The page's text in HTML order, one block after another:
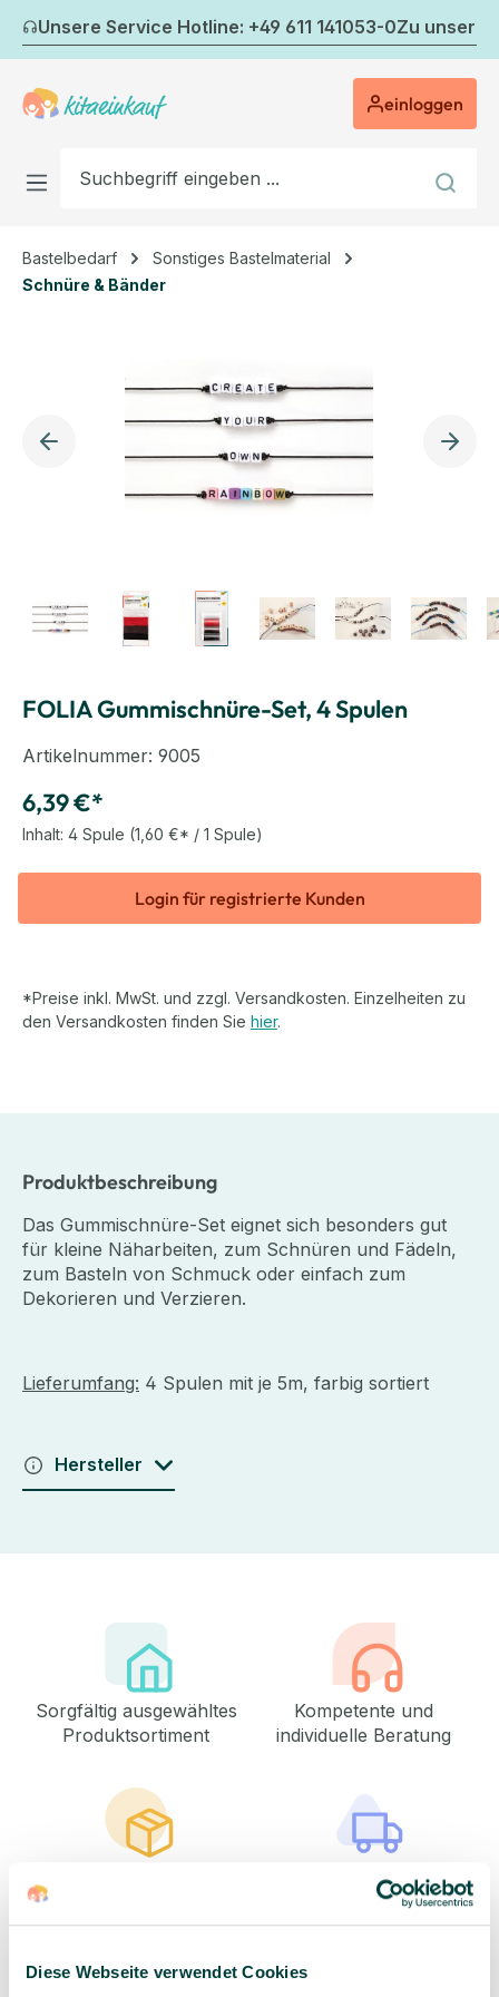
Diese Webseite verwendet Cookies
Zum Hauptinhalt springen
Unsere Service Hotline: +49 611 141053-0Zu
einloggen
Bastelbedarf
Sonstiges Bastelmaterial
Schnüre & Bänder
FOLIA Gummischnüre-Set, 4 Spulen
Artikelnummer: 9005
6,39 €*
Inhalt: 4 Spule (1,60 €* / 1 Spule)
Login für registrierte Kunden
*Preise inkl. MwSt. und zzgl. Versandkosten. Einzelheiten zu
den Versandkosten finden Sie hier.
Produktbeschreibung
Das Gummischnüre-Set eignet sich besonders gut
für kleine Näharbeiten, zum Schnüren und Fädeln,
zum Basteln von Schmuck oder einfach zum
Dekorieren und Verzieren.
Lieferumfang: 4 Spulen mit je 5m, farbig sortiert
Hersteller
Sorgfältig ausgewähltes
Produktsortiment
Kompetente und
individuelle Beratung
1-3 Werktage Lieferzeit
bei Versand aus dem
eigenen Lager